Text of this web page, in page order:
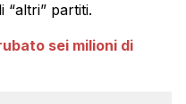
“altri” partiti.
sei milioni di